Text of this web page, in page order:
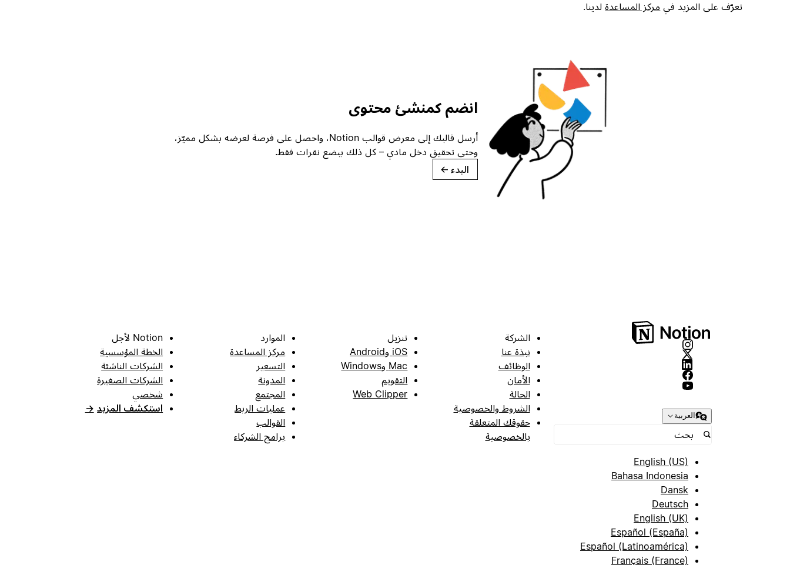
تعرّف على المزيد في مركز المساعدةلدينا.
انضم كمنشئ محتوى
أرسل قالبك إلى معرض قوالب Notion، واحصل على فرصة لعرضه بشكل مميّز،
وحتى تحقيق دخل مادي – كل ذلك ببضع نقرات فقط.
البدء →
العربية
English (US)
Bahasa Indonesia
Dansk
Deutsch
English (UK)
Español (España)
Español (Latinoamérica)
Français (France)
الشركة
نبذة عنا
الوظائف
الأمان
الحالة
الشروط والخصوصية
حقوقك المتعلقة
بالخصوصية
تنزيل
iOS وAndroid
Mac وWindows
التقويم
Web Clipper
الموارد
مركز المساعدة
التسعير
المدونة
المجتمع
عمليات الربط
القوالب
برامج الشركاء
Notion لأجل
الخطة المؤسسية
الشركات الناشئة
الشركات الصغيرة
شخصي
استكشف المزيد →